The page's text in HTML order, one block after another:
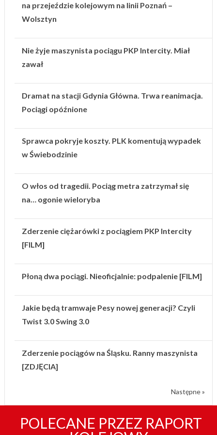
na przejeździe kolejowym na linii Poznań –
Wolsztyn
Nie żyje maszynista pociągu PKP Intercity. Miał
zawał
Dramat na stacji Gdynia Główna. Trwa reanimacja.
Pociągi opóźnione
Sprawca pokryje koszty. PLK komentują wypadek
w Świebodzinie
O włos od tragedii. Pociąg metra zatrzymał się
na… ogonie wieloryba
Zderzenie ciężarówki z pociągiem PKP Intercity
[FILM]
Płoną dwa pociągi. Nieoficjalnie: podpalenie [FILM]
Jakie będą tramwaje Pesy nowej generacji? Czyli
Twist 3.0 Swing 3.0
Zderzenie pociągów na Śląsku. Ranny maszynista
[ZDJĘCIA]
Następne »
POLECANE PRZEZ RAPORT